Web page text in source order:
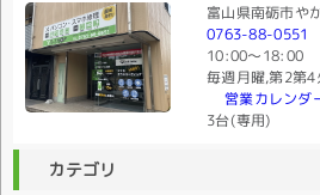
富山県南砺市や
0763-88-0551
10:00〜18:00
毎週月曜,第2第4
営業カレンダ
3台(専用)
カテゴリ